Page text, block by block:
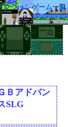
クションゲーム一覧
Ｂアドバン
SLG